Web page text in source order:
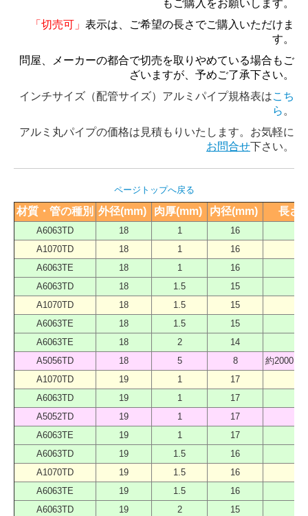
もご購入をお願いします。
「切売可」 表示は、ご希望の長さでご購入いただけま
す。
問屋、メーカーの都合で切売を取りやめている場合もご
ざいますが、予めご了承下さい。
インチサイズ（配管サイズ）アルミパイプ規格表はこち
ら。
アルミ丸パイプの価格は見積もりいたします。お気軽に
お問合せ下さい。
ページトップへ戻る
材質・管の種別 外径(mm) 肉厚(mm) 内径(mm) 長さ
A6063TD 18 1 16
A1070TD
18 1 16
A6063TE
18 1 16
A6063TD
18 1.5 15
A1070TD
18 1.5 15
A6063TE
18 1.5 15
A6063TE
18 2 14
A5056TD
18 5 8
約2000 （
A1070TD
19 1 17
A6063TD
19 1 17
A5052TD
19 1 17
A6063TE
19 1 17
A6063TD
19 1.5 16
A1070TD
19 1.5 16
A6063TE
19 1.5 16
A6063TD
19 2 15